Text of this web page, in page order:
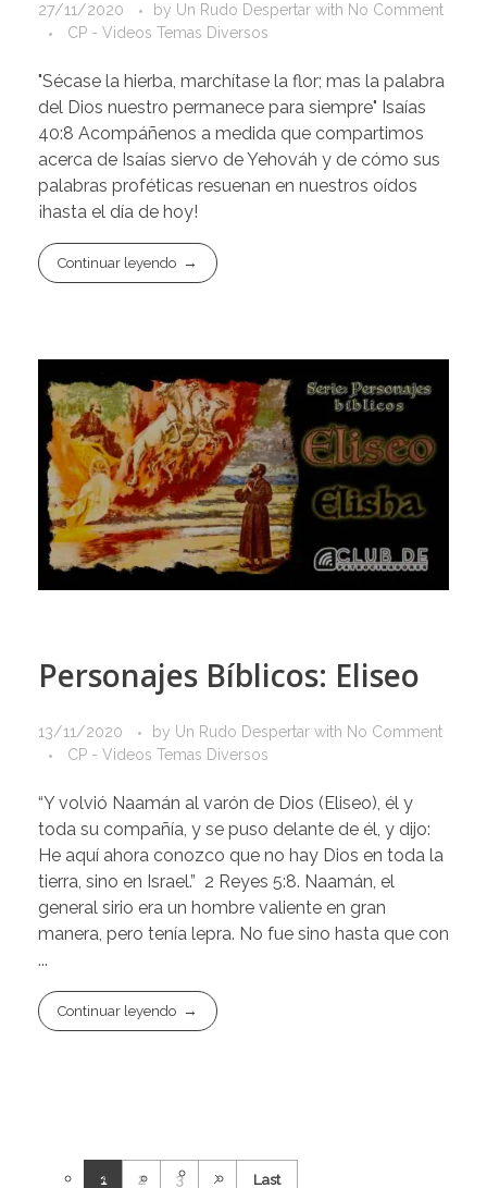
27/11/2020 by Un Rudo Despertar with No Comment
CP - Videos Temas Diversos
"Sécase la hierba, marchítase la flor; mas la palabra
del Dios nuestro permanece para siempre" Isaías
40:8 Acompáñenos a medida que compartimos
acerca de Isaías siervo de Yehováh y de cómo sus
palabras proféticas resuenan en nuestros oídos
¡hasta el día de hoy!
Continuar leyendo
Personajes Bíblicos: Eliseo
13/11/2020 by Un Rudo Despertar with No Comment
CP - Videos Temas Diversos
“Y volvió Naamán al varón de Dios (Eliseo), él y
toda su compañía, y se puso delante de él, y dijo:
He aquí ahora conozco que no hay Dios en toda la
tierra, sino en Israel.” 2 Reyes 5:8. Naamán, el
general sirio era un hombre valiente en gran
manera, pero tenía lepra. No fue sino hasta que con
...
Continuar leyendo
1 2 3 Last